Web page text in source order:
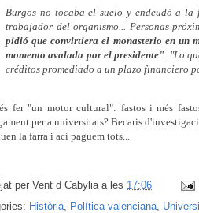
Burgos no tocaba el suelo y endeudó a
trabajador del organismo... Personas
pidió que convirtiera el monasterio en un
momento avalada por el presidente". "Lo
créditos promediado a un plazo financiero
fer "un motor cultural": fastos i més
per a universitats? Becaris
la farra i ací paguem tots...
per Vent d Cabylia a les 17:06
Història, Política valenciana,